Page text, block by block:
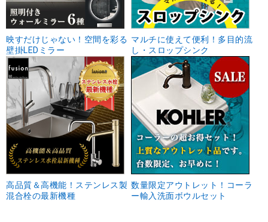
映すだけじゃない！空間を彩る
壁掛LEDミラー
マルチに使えて便利！多目的流
し・スロップシンク
高品質＆高機能！ステンレス製
混合栓の最新機種
数量限定アウトレット！コーラ
ー輸入洗面ボウルセット